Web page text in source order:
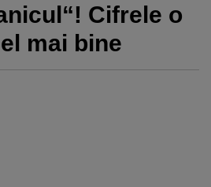
Cifrele o
mai bine